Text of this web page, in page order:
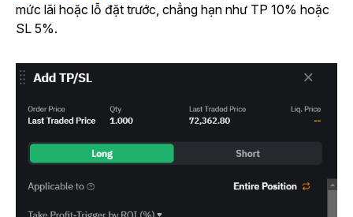
mức lãi hoặc lỗ đặt trước, chẳng hạn như TP 10% hoặc
SL 5%.